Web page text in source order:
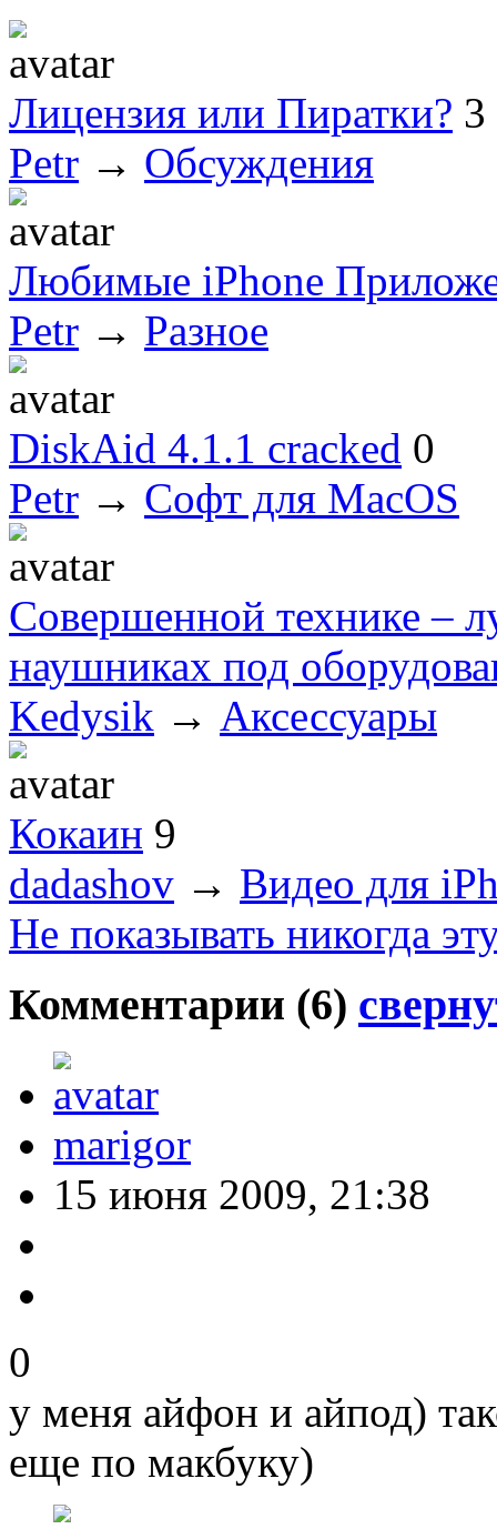
Лицензия или Пиратки? 3
Petr → Обсуждения
Любимые iPhone
Petr → Разное
DiskAid 4.1.1 cracked 0
Petr → Софт для MacOS
Совершенной технике –
наушниках под
Kedysik → Аксессуары
Кокаин 9
dadashov → Видео для
Не показывать никогда
Комментарии (6)
marigor
15 июня 2009, 21:38
0
у меня айфон и айпод)
еще по макбуку)